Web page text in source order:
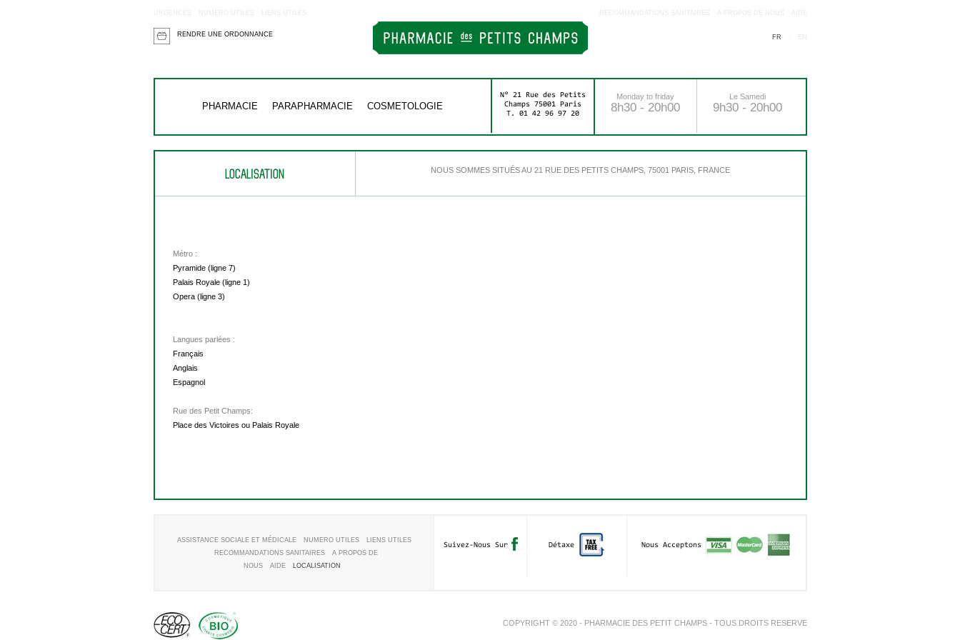
URGENCES NUMERO UTILES LIENS UTILES
RENDRE UNE ORDONNANCE
RECOMMANDATIONS SANITAIRES A PROPOS DE NOUS
FR
PHARMACIE PARAPHARMACIE COSMETOLOGIE
N° 21 Rue des Petits
Champs 75001 Paris
T. 01 42 96 97 20
Monday to friday
8h30 - 20h00
Le Samedi
9h30 - 20h00
LOCALISATION NOUS SOMMES SITUÉS AU 21 RUE DES PETITS CHAMPS, 75001 PARIS, FRANCE
Métro :
Pyramide (ligne 7)
Palais Royale (ligne 1)
Opera (ligne 3)
Langues parlées :
Français
Anglais
Espagnol
Rue des Petit Champs:
Place des Victoires ou Palais Royale
ASSISTANCE SOCIALE ET MÉDICALE NUMERO UTILES
LIENS UTILES
RECOMMANDATIONS SANITAIRES
A PROPOS DE
NOUS
AIDE LOCALISATION
Suivez-Nous Sur Détaxe Nous Acceptons
COPYRIGHT © 2020 - PHARMACIE DES PETIT CHAMPS - TOUS DROITS RESERVE